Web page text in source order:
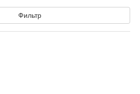
Фильтр